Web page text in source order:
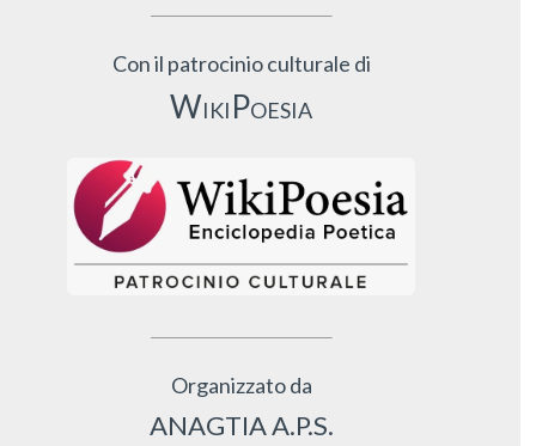
Con il patrocinio culturale di
WikiPoesia
Organizzato da
ANAGTIA A.P.S.